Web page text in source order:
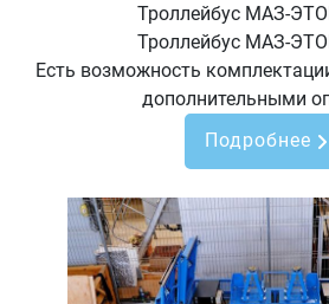
Троллейбус МАЗ-
Троллейбус МАЗ-
Есть возможность
дополнительными
Подробнее